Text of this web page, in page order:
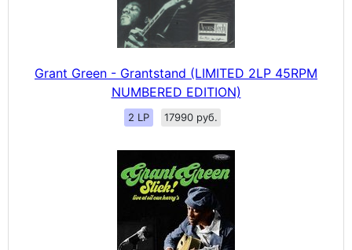
Grant Green - Grantstand (LIMITED 2LP 45RPM
NUMBERED EDITION)
2 LP 17990 руб.